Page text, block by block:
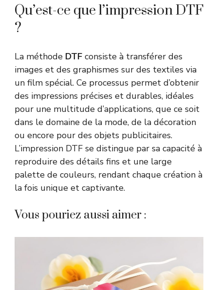
Qu’est-ce que l’impression DTF
?
La méthode DTF consiste à transférer des
images et des graphismes sur des textiles via
un film spécial. Ce processus permet d’obtenir
des impressions précises et durables, idéales
pour une multitude d’applications, que ce soit
dans le domaine de la mode, de la décoration
ou encore pour des objets publicitaires.
L’impression DTF se distingue par sa capacité à
reproduire des détails fins et une large
palette de couleurs, rendant chaque création à
la fois unique et captivante.
Vous pouriez aussi aimer :